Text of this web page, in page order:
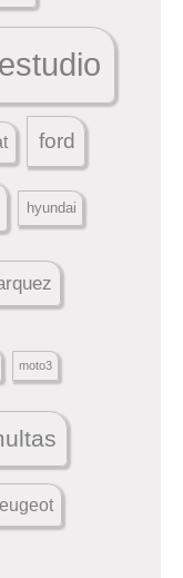
estudio
ford
hyundai
moto3